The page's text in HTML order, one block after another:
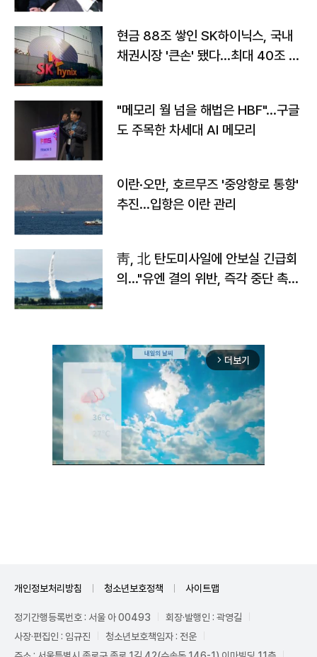
현금 88조 쌓인 SK하이닉스, 국내
채권시장 '큰손' 됐다…최대 40조 투
"메모리 월 넘을 해법은 HBF"…구글
도 주목한 차세대 AI 메모리
이란·오만, 호르무즈 '중앙항로 통항'
추진…입항은 이란 관리
靑, 北 탄도미사일에 안보실 긴급회
의…"유엔 결의 위반, 즉각 중단 촉
arrow_forward_ios 더보기
개인정보처리방침 청소년보호정책 사이트맵
정기간행등록번호 : 서울 아 00493
회장·발행인 : 곽영길
사장·편집인 : 임규진
청소년보호책임자 : 전운